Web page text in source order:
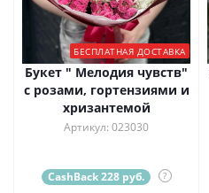
БЕСПЛАТНАЯ ДОСТАВКА
Букет " Мелодия чувств"
с розами, гортензиями и
хризантемой
Артикул: 023030
CashBack 228 руб. ?